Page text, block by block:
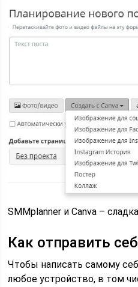
SMMplanner и Canva –
Как отправить
Чтобы написать самому
любое устройство, в том